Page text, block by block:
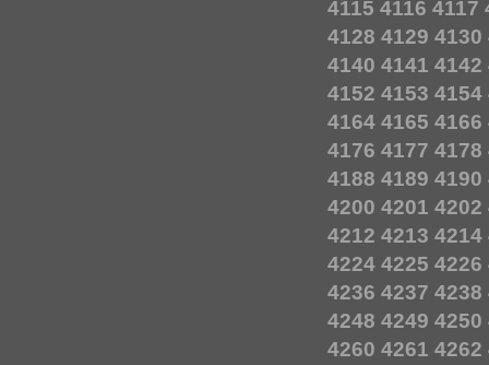
4115 4116 4117
4128 4129 4130
4140 4141 4142
4152 4153 4154
4164 4165 4166
4176 4177 4178
4188 4189 4190
4200 4201 4202
4212 4213 4214
4224 4225 4226
4236 4237 4238
4248 4249 4250
4260 4261 4262